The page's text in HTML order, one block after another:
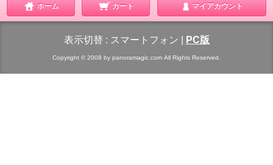
ホーム カート マイアカウント
表示切替 : スマートフォン PC版
Copyright © 2008 by panoramagic.com All Rights Reserved.